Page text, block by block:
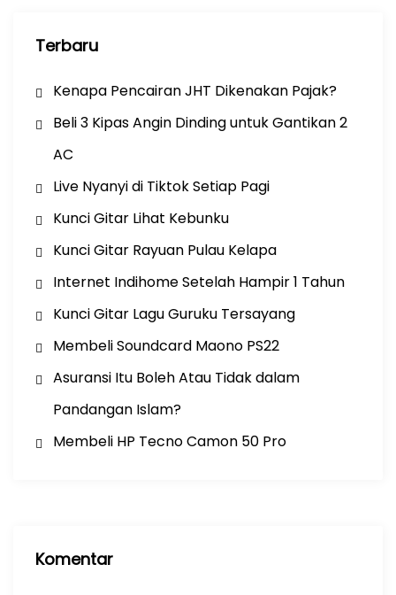
Terbaru
Kenapa Pencairan JHT Dikenakan Pajak?
Beli 3 Kipas Angin Dinding untuk Gantikan 2
AC
Live Nyanyi di Tiktok Setiap Pagi
Kunci Gitar Lihat Kebunku
Kunci Gitar Rayuan Pulau Kelapa
Internet Indihome Setelah Hampir 1 Tahun
Kunci Gitar Lagu Guruku Tersayang
Membeli Soundcard Maono PS22
Asuransi Itu Boleh Atau Tidak dalam
Pandangan Islam?
Membeli HP Tecno Camon 50 Pro
Komentar